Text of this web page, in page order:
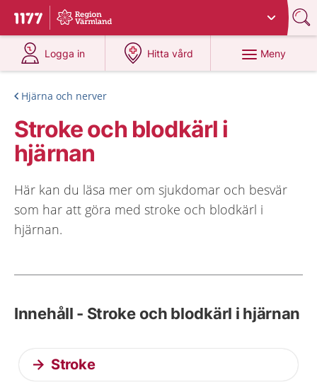
Till startsidan för 1177
Du har valt region
Logga in
på 1177.se
Hitta vård
på 1177.se
Meny
Hjärna och nerver
Stroke och blodkärl i
hjärnan
Här kan du läsa mer om sjukdomar och besvär
som har att göra med stroke och blodkärl i
hjärnan.
Innehåll - Stroke och blodkärl i hjärnan
Stroke